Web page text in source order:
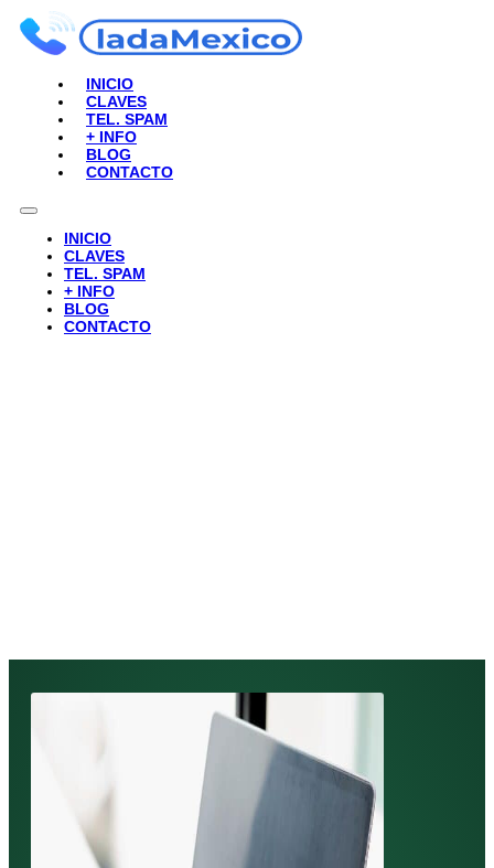
INICIO
CLAVES
TEL. SPAM
+ INFO
BLOG
CONTACTO
INICIO
CLAVES
TEL. SPAM
+ INFO
BLOG
CONTACTO